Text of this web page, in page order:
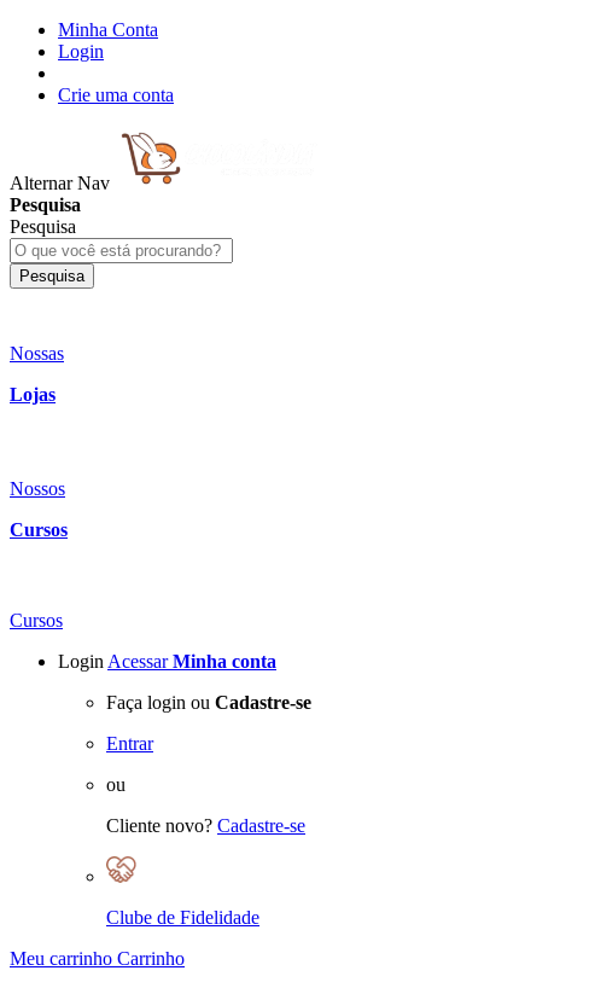
Minha Conta
Login
Crie uma conta
Alternar Nav
Pesquisa
Pesquisa
Pesquisa
Nossas
Lojas
Nossos
Cursos
Cursos
Login Acessar Minha conta
Faça login ou Cadastre-se
Entrar
ou
Cliente novo? Cadastre-se
Clube de Fidelidade
Meu carrinho Carrinho